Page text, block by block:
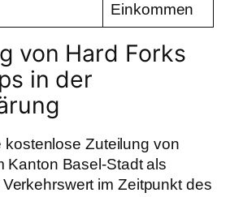
Einkommen
von Hard Forks
in der
kostenlose Zuteilung von
Kanton Basel-Stadt als
im Zeitpunkt des